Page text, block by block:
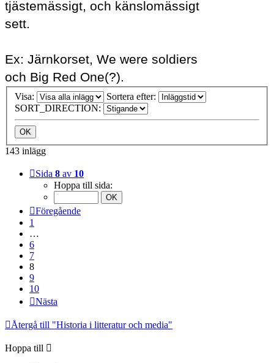
tjästemässigt, och känslomässigt
sett.
Ex: Järnkorset, We were soldiers
och Big Red One(?).
Visa:
Sortera efter:
SORT_DIRECTION:
143 inlägg
Sida 8 av 10
Hoppa till sida:
Föregående
1
…
6
7
8
9
10
Nästa
Återgå till "Historia i litteratur och media"
Hoppa till